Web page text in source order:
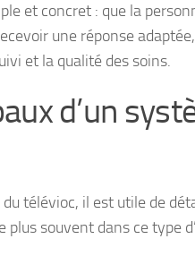
et concret : que la
une réponse
et la qualité des soins.
d’un
télévioc, il est utile de
souvent dans ce type